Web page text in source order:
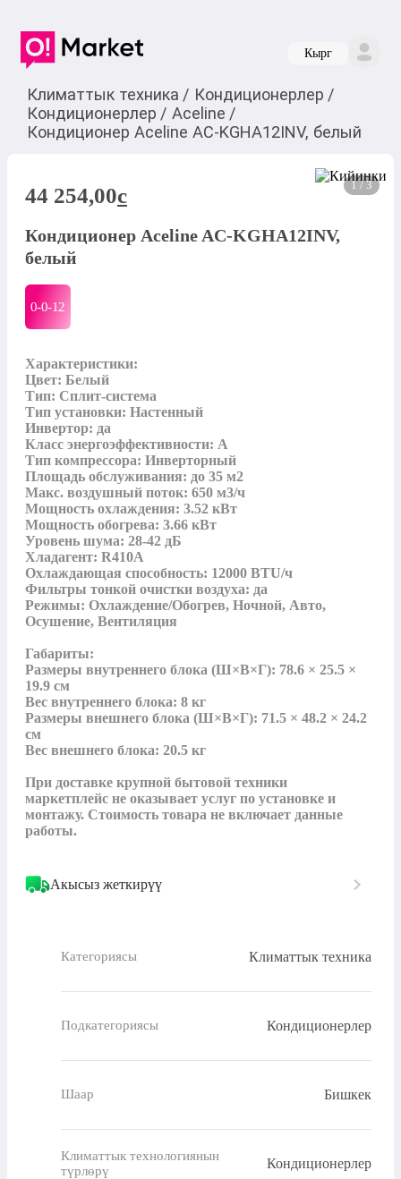
Кырг
Климаттык техника / Кондиционерлер /
Кондиционерлер / Aceline /
Кондиционер Aceline AC-KGHA12INV, белый
1 / 3
44 254,00c
Кондиционер Aceline AC-KGHA12INV,
белый
0-0-12
Характеристики:
Цвет: Белый
Тип: Сплит-система
Тип установки: Настенный
Инвертор: да
Класс энергоэффективности: A
Тип компрессора: Инверторный
Площадь обслуживания: до 35 м2
Макс. воздушный поток: 650 м3/ч
Мощность охлаждения: 3.52 кВт
Мощность обогрева: 3.66 кВт
Уровень шума: 28-42 дБ
Хладагент: R410A
Охлаждающая способность: 12000 BTU/ч
Фильтры тонкой очистки воздуха: да
Режимы: Охлаждение/Обогрев, Ночной, Авто,
Осушение, Вентиляция
Габариты:
Размеры внутреннего блока (Ш×В×Г): 78.6 × 25.5 ×
19.9 см
Вес внутреннего блока: 8 кг
Размеры внешнего блока (Ш×В×Г): 71.5 × 48.2 × 24.2
см
Вес внешнего блока: 20.5 кг
При доставке крупной бытовой техники
маркетплейс не оказывает услуг по установке и
монтажу. Стоимость товара не включает данные
работы.
Акысыз жеткирүү
Категориясы Климаттык техника
Подкатегориясы Кондиционерлер
Шаар Бишкек
Климаттык технологиянын
түрлөрү
Кондиционерлер